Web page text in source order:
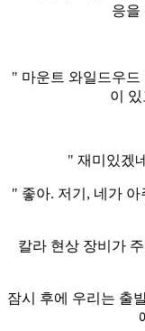
응을
" 마운트 와일드우
이
" 재미있겠
" 좋아. 저기, 네가
칼라 현상 장비가
잠시 후에 우리는 출